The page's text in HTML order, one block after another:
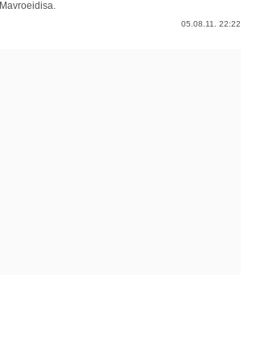
Mavroeidisa.
05.08.11. 22:22